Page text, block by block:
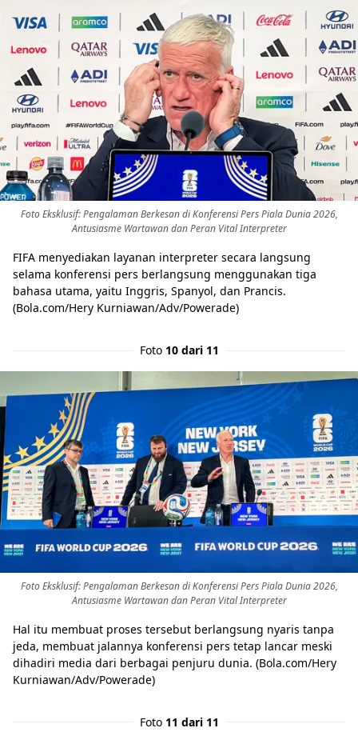
Foto Eksklusif: Pengalaman Berkesan di Konferensi Pers Piala Dunia 2026,
Antusiasme Wartawan dan Peran Vital Interpreter
FIFA menyediakan layanan interpreter secara langsung
selama konferensi pers berlangsung menggunakan tiga
bahasa utama, yaitu Inggris, Spanyol, dan Prancis.
(Bola.com/Hery Kurniawan/Adv/Powerade)
Foto 10 dari 11
Foto Eksklusif: Pengalaman Berkesan di Konferensi Pers Piala Dunia 2026,
Antusiasme Wartawan dan Peran Vital Interpreter
Hal itu membuat proses tersebut berlangsung nyaris tanpa
jeda, membuat jalannya konferensi pers tetap lancar meski
dihadiri media dari berbagai penjuru dunia. (Bola.com/Hery
Kurniawan/Adv/Powerade)
Foto 11 dari 11